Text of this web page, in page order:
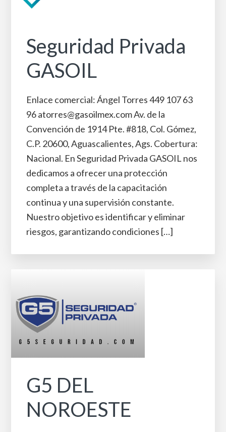
Seguridad Privada
GASOIL
Enlace comercial: Ángel Torres 449 107 63
96 atorres@gasoilmex.com Av. de la
Convención de 1914 Pte. #818, Col. Gómez,
C.P. 20600, Aguascalientes, Ags. Cobertura:
Nacional. En Seguridad Privada GASOIL nos
dedicamos a ofrecer una protección
completa a través de la capacitación
continua y una supervisión constante.
Nuestro objetivo es identificar y eliminar
riesgos, garantizando condiciones […]
G5 DEL
NOROESTE